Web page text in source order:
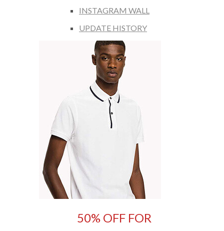
INSTAGRAM WALL
UPDATE HISTORY
50% OFF FOR